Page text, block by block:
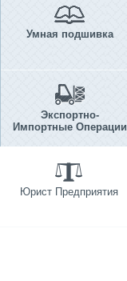
Умная подшивка
Экспортно-
Импортные Операции
Юрист Предприятия